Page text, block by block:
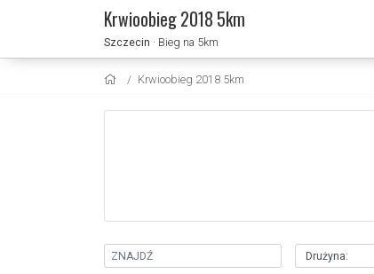
Krwioobieg 2018 5km
Szczecin · Bieg na 5km
Krwioobieg 2018 5km